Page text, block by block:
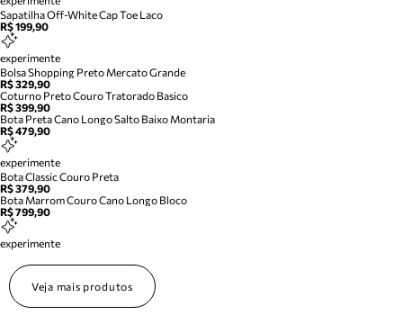
Sapatilha Off-White Cap Toe Laco
R$ 199,90
experimente
Bolsa Shopping Preto Mercato Grande
R$ 329,90
Coturno Preto Couro Tratorado Basico
R$ 399,90
Bota Preta Cano Longo Salto Baixo Montaria
R$ 479,90
experimente
Bota Classic Couro Preta
R$ 379,90
Bota Marrom Couro Cano Longo Bloco
R$ 799,90
experimente
Veja mais produtos